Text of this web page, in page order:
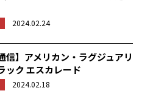
2024.02.24
信】アメリカン・ラグジュアリ
ック エスカレード
2024.02.18